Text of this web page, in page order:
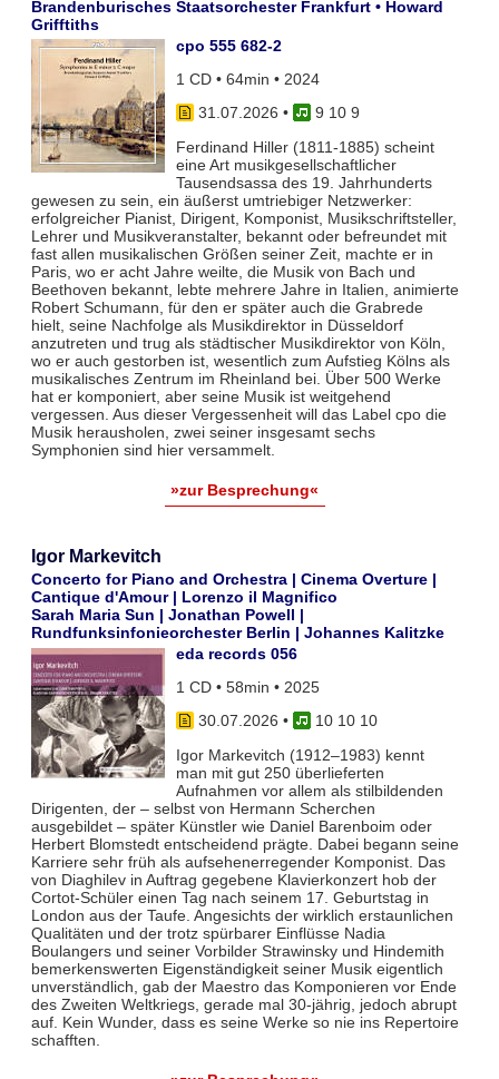
Brandenburisches Staatsorchester Frankfurt • Howard
Grifftiths
cpo 555 682-2
1 CD • 64min • 2024
31.07.2026 •
9 10 9
Ferdinand Hiller (1811-1885) scheint
eine Art musikgesellschaftlicher
Tausendsassa des 19. Jahrhunderts
gewesen zu sein, ein äußerst umtriebiger Netzwerker:
erfolgreicher Pianist, Dirigent, Komponist, Musikschriftsteller,
Lehrer und Musikveranstalter, bekannt oder befreundet mit
fast allen musikalischen Größen seiner Zeit, machte er in
Paris, wo er acht Jahre weilte, die Musik von Bach und
Beethoven bekannt, lebte mehrere Jahre in Italien, animierte
Robert Schumann, für den er später auch die Grabrede
hielt, seine Nachfolge als Musikdirektor in Düsseldorf
anzutreten und trug als städtischer Musikdirektor von Köln,
wo er auch gestorben ist, wesentlich zum Aufstieg Kölns als
musikalisches Zentrum im Rheinland bei. Über 500 Werke
hat er komponiert, aber seine Musik ist weitgehend
vergessen. Aus dieser Vergessenheit will das Label cpo die
Musik herausholen, zwei seiner insgesamt sechs
Symphonien sind hier versammelt.
»zur Besprechung«
Igor Markevitch
Concerto for Piano and Orchestra | Cinema Overture |
Cantique d'Amour | Lorenzo il Magnifico
Sarah Maria Sun | Jonathan Powell |
Rundfunksinfonieorchester Berlin | Johannes Kalitzke
eda records 056
1 CD • 58min • 2025
30.07.2026 •
10 10 10
Igor Markevitch (1912–1983) kennt
man mit gut 250 überlieferten
Aufnahmen vor allem als stilbildenden
Dirigenten, der – selbst von Hermann Scherchen
ausgebildet – später Künstler wie Daniel Barenboim oder
Herbert Blomstedt entscheidend prägte. Dabei begann seine
Karriere sehr früh als aufsehenerregender Komponist. Das
von Diaghilev in Auftrag gegebene Klavierkonzert hob der
Cortot-Schüler einen Tag nach seinem 17. Geburtstag in
London aus der Taufe. Angesichts der wirklich erstaunlichen
Qualitäten und der trotz spürbarer Einflüsse Nadia
Boulangers und seiner Vorbilder Strawinsky und Hindemith
bemerkenswerten Eigenständigkeit seiner Musik eigentlich
unverständlich, gab der Maestro das Komponieren vor Ende
des Zweiten Weltkriegs, gerade mal 30-jährig, jedoch abrupt
auf. Kein Wunder, dass es seine Werke so nie ins Repertoire
schafften.